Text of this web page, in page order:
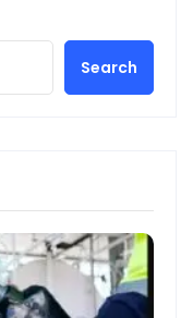
Search